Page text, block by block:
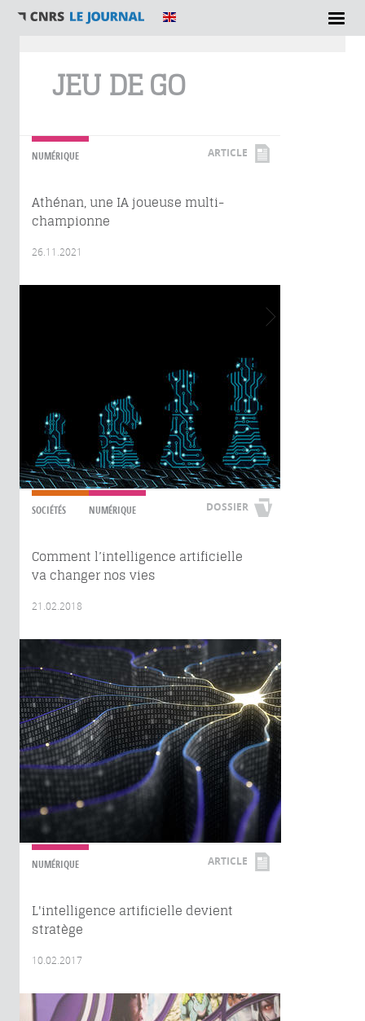
JEU DE GO
NUMÉRIQUE ARTICLE
Athénan, une IA joueuse multi-
championne
26.11.2021
SOCIÉTÉS NUMÉRIQUE DOSSIER
Comment l’intelligence artificielle
va changer nos vies
21.02.2018
NUMÉRIQUE ARTICLE
L'intelligence artificielle devient
stratège
10.02.2017